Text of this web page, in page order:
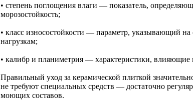
• степень поглощения влаги — показатель,
морозостойкость;
• класс износостойкости — параметр, указывающий
нагрузкам;
• калибр и планиметрия — характеристики, влияющие
Правильный уход за керамической плиткой
не требуют специальных средств — достаточно
моющих составов.